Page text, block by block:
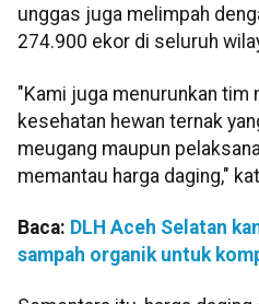
unggas juga melimpah
274.900 ekor di seluruh
"Kami juga menurunkan tim
kesehatan hewan ternak
meugang maupun
memantau harga daging,"
Baca: DLH Aceh Selatan
sampah organik untuk